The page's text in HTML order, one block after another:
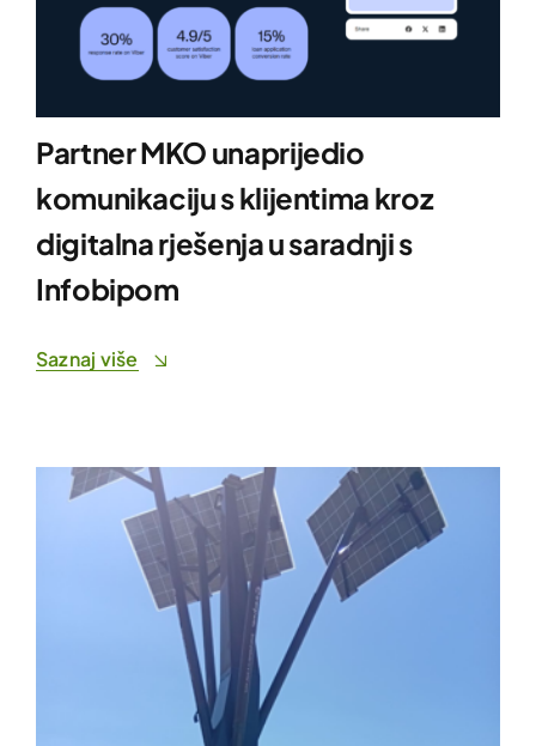
Partner MKO unaprijedio
komunikaciju s klijentima kroz
digitalna rješenja u saradnji s
Infobipom
Saznaj više